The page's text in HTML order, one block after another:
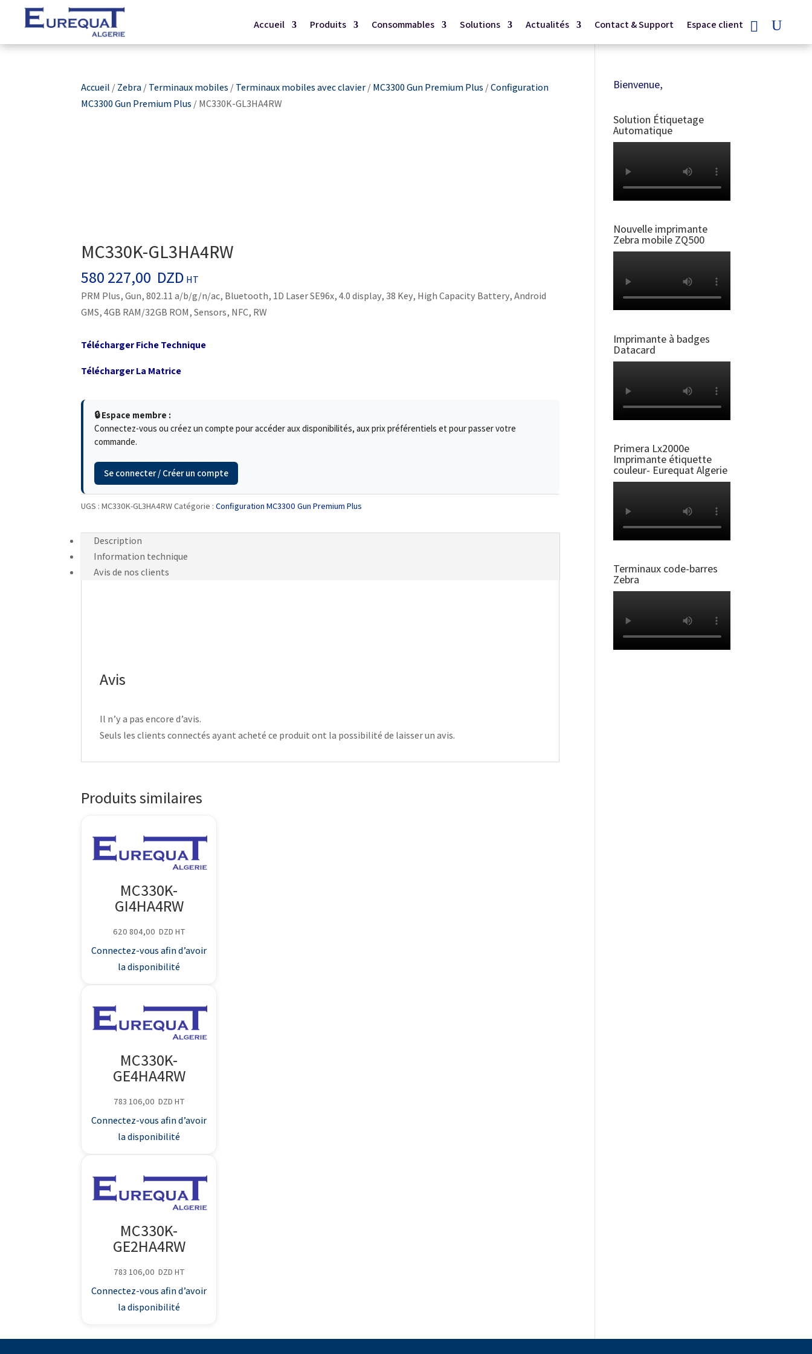
Accueil Produits Consommables Solutions Actualités Contact & Support Espace client
Accueil /Zebra/Terminaux mobiles /Terminaux mobiles avec clavier/MC3300 Gun Premium Plus /Configuration
MC3300 Gun Premium Plus / MC330K-GL3HA4RW
MC330K-GL3HA4RW
580 227,00 DZD HT
PRM Plus, Gun, 802.11 a/b/g/n/ac, Bluetooth, 1D Laser SE96x, 4.0 display, 38 Key, High Capacity Battery, Android
GMS, 4GB RAM/32GB ROM, Sensors, NFC, RW
Télécharger Fiche Technique
Télécharger La Matrice
🔒 Espace membre :
Connectez-vous ou créez un compte pour accéder aux disponibilités, aux prix préférentiels et pour passer votre
commande.
Se connecter / Créer un compte
UGS :MC330K-GL3HA4RWCatégorie :Configuration MC3300 Gun Premium Plus
Description
Information technique
Avis de nos clients
Avis
Il n’y a pas encore d’avis.
Seuls les clients connectés ayant acheté ce produit ont la possibilité de laisser un avis.
Produits similaires
MC330K-
GI4HA4RW
620 804,00 DZD HT
Connectez-vous afin d’avoir
la disponibilité
MC330K-
GE4HA4RW
783 106,00 DZD HT
Connectez-vous afin d’avoir
la disponibilité
MC330K-
GE2HA4RW
783 106,00 DZD HT
Connectez-vous afin d’avoir
la disponibilité
Bienvenue,
Solution Étiquetage
Automatique
Nouvelle imprimante
Zebra mobile ZQ500
Imprimante à badges
Datacard
Primera Lx2000e
Imprimante étiquette
couleur- Eurequat Algerie
Terminaux code-barres
Zebra